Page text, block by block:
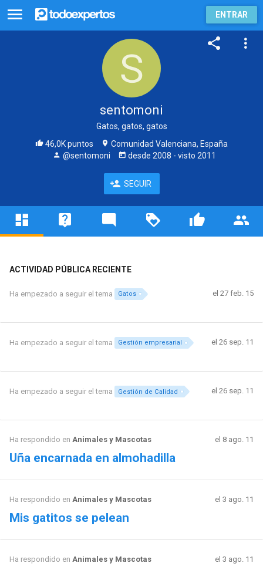
ENTRAR
sentomoni
Gatos, gatos, gatos
46,0K puntos
Comunidad Valenciana, España
@sentomoni
desde 2008 - visto 2011
SEGUIR
ACTIVIDAD PÚBLICA RECIENTE
Ha empezado a seguir el tema Gatos el 27 feb. 15
Ha empezado a seguir el tema Gestión empresarial el 26 sep. 11
Ha empezado a seguir el tema Gestión de Calidad el 26 sep. 11
Ha respondido en Animales y Mascotas el 8 ago. 11
Uña encarnada en almohadilla
Ha respondido en Animales y Mascotas el 3 ago. 11
Mis gatitos se pelean
Ha respondido en Animales y Mascotas el 3 ago. 11